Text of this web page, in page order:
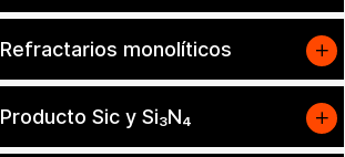
Refractarios monolíticos
Producto Sic y Si₃N₄